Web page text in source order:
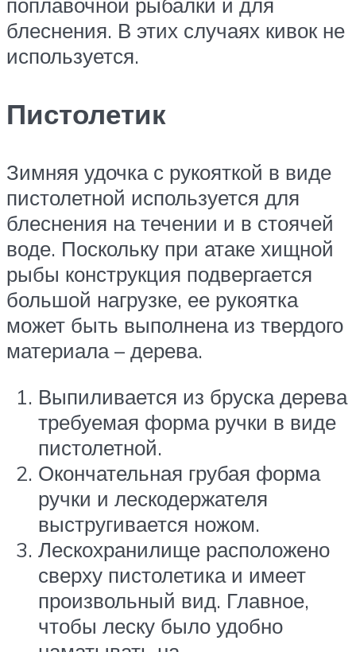
блеснения. В этих случаях кивок не
используется.
Пистолетик
Зимняя удочка с рукояткой в виде
пистолетной используется для
блеснения на течении и в стоячей
воде. Поскольку при атаке хищной
рыбы конструкция подвергается
большой нагрузке, ее рукоятка
может быть выполнена из твердого
материала – дерева.
Выпиливается из бруска дерева
требуемая форма ручки в виде
пистолетной.
Окончательная грубая форма
ручки и лескодержателя
выстругивается ножом.
Лескохранилище расположено
сверху пистолетика и имеет
произвольный вид. Главное,
чтобы леску было удобно